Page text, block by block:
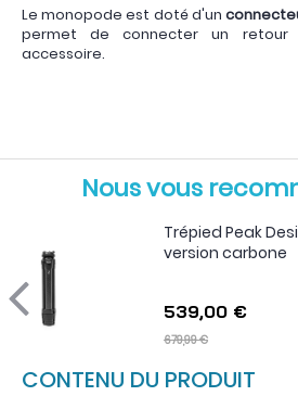
Le monopode est doté d'un
permet de connecter un
accessoire.
Nous vous
Trépied Peak
version carbone
539,00 €
679,99 €
CONTENU DU PRODUIT